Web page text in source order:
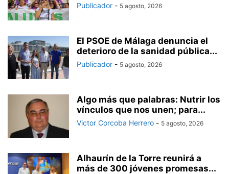
Publicador - 5 agosto, 2026
El PSOE de Málaga denuncia el
deterioro de la sanidad pública...
Publicador - 5 agosto, 2026
Algo más que palabras: Nutrir los
vínculos que nos unen; para...
Victor Corcoba Herrero - 5 agosto, 2026
Alhaurín de la Torre reunirá a
más de 300 jóvenes promesas...